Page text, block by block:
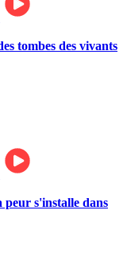
tombes des vivants
s'installe dans